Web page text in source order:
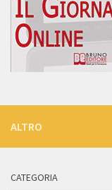
ALTRO
CATEGORIA